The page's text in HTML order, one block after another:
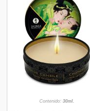
Contenido: 30ml.